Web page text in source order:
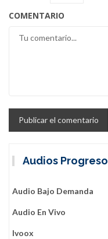
COMENTARIO
Audios Progreso
Audio Bajo Demanda
Audio En Vivo
Ivoox